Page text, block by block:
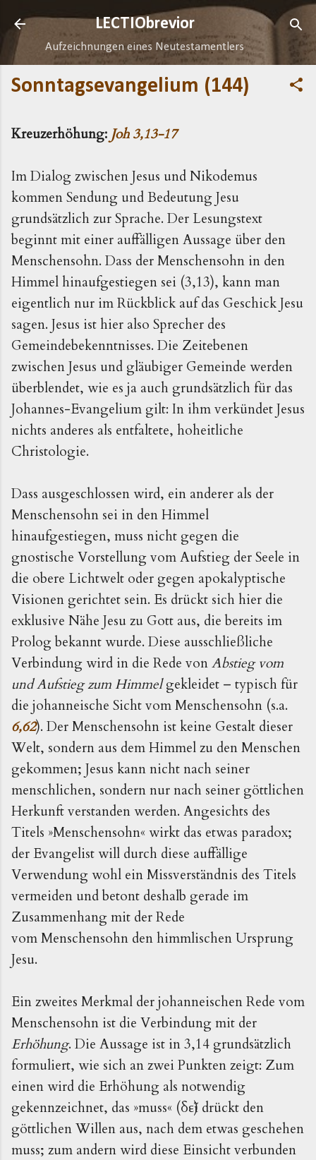
Direkt zum Hauptbereich
LECTIObrevior
Aufzeichnungen eines Neutestamentlers
Sonntagsevangelium (144)
Kreuzerhöhung: Joh 3,13-17
Im Dialog zwischen Jesus und Nikodemus
kommen Sendung und Bedeutung Jesu
grundsätzlich zur Sprache. Der Lesungstext
beginnt mit einer auffälligen Aussage über den
Menschensohn. Dass der Menschensohn in den
Himmel hinaufgestiegen sei (3,13), kann man
eigentlich nur im Rückblick auf das Geschick Jesu
sagen. Jesus ist hier also Sprecher des
Gemeindebekenntnisses. Die Zeitebenen
zwischen Jesus und gläubiger Gemeinde werden
überblendet, wie es ja auch grundsätzlich für das
Johannes-Evangelium gilt: In ihm verkündet Jesus
nichts anderes als entfaltete, hoheitliche
Christologie.
Dass ausgeschlossen wird, ein anderer als der
Menschensohn sei in den Himmel
hinaufgestiegen, muss nicht gegen die
gnostische Vorstellung vom Aufstieg der Seele in
die obere Lichtwelt oder gegen apokalyptische
Visionen gerichtet sein. Es drückt sich hier die
exklusive Nähe Jesu zu Gott aus, die bereits im
Prolog bekannt wurde. Diese ausschließliche
Verbindung wird in die Rede vonAbstieg vom
und Aufstieg zum Himmelgekleidet – typisch für
die johanneische Sicht vom Menschensohn (s.a.
6,62). Der Menschensohn ist keine Gestalt dieser
Welt, sondern aus dem Himmel zu den Menschen
gekommen; Jesus kann nicht nach seiner
menschlichen, sondern nur nach seiner göttlichen
Herkunft verstanden werden. Angesichts des
Titels »Menschensohn« wirkt das etwas paradox;
der Evangelist will durch diese auffällige
Verwendung wohl ein Missverständnis des Titels
vermeiden und betont deshalb gerade im
Zusammenhang mit der Rede
vom Menschensohn den himmlischen Ursprung
Jesu.
Ein zweites Merkmal der johanneischen Rede vom
Menschensohn ist die Verbindung mit der
Erhöhung. Die Aussage ist in 3,14 grundsätzlich
formuliert, wie sich an zwei Punkten zeigt: Zum
einen wird die Erhöhung als notwendig
gekennzeichnet, das »muss« (δεῖ) drückt den
göttlichen Willen aus, nach dem etwas geschehen
muss; zum andern wird diese Einsicht verbunden